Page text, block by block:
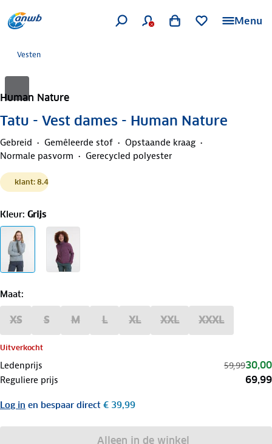
Menu
Vesten
Human Nature
Tatu - Vest dames - Human Nature
Gebreid Gemêleerde stof
Opstaande kraag
Normale pasvorm
Gerecycled polyester
klant: 8.4
Kleur: Grijs
Maat:
XS S M L XL XXL XXXL
Uitverkocht
Ledenprijs 59,9930,00
Reguliere prijs 69,99
Log in en bespaar direct € 39,99
Alleen in de winkel